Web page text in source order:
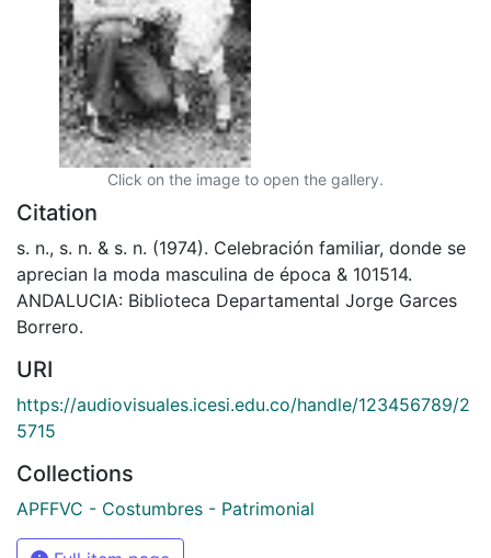
Click on the image to open the gallery.
Citation
s. n., s. n. & s. n. (1974). Celebración familiar, donde se
aprecian la moda masculina de época & 101514.
ANDALUCIA: Biblioteca Departamental Jorge Garces
Borrero.
URI
https://audiovisuales.icesi.edu.co/handle/123456789/2
5715
Collections
APFFVC - Costumbres - Patrimonial